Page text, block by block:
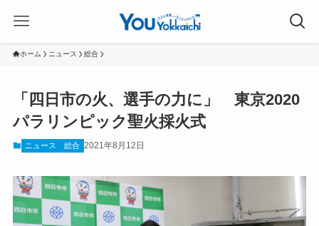
ホーム ニュース 総合
「四日市の火、選手の力に」 東京2020
パラリンピック聖火採火式
ニュース 総合 2021年8月12日